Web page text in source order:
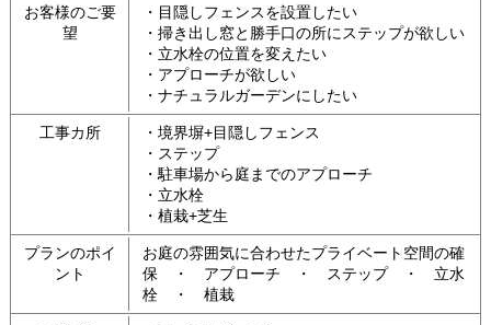
お客様のご要
望
・目隠しフェンスを設置したい
・掃き出し窓と勝手口の所にステップが欲しい
・立水栓の位置を変えたい
・アプローチが欲しい
・ナチュラルガーデンにしたい
工事カ所
・境界塀+目隠しフェンス
・ステップ
・駐車場から庭までのアプローチ
・立水栓
・植栽+芝生
プランのポイ
ント
お庭の雰囲気に合わせたプライベート空間の確
保 ・ アプローチ ・ ステップ ・ 立水
栓 ・ 植栽